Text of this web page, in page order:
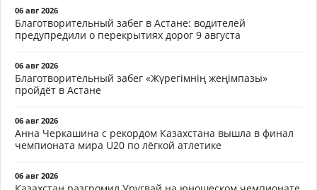
06 авг 2026
Благотворительный забег в Астане: водителей
предупредили о перекрытиях дорог 9 августа
06 авг 2026
Благотворительный забег «Жүрегімнің жеңімпазы»
пройдёт в Астане
06 авг 2026
Анна Черкашина с рекордом Казахстана вышла в финал
чемпионата мира U20 по лёгкой атлетике
06 авг 2026